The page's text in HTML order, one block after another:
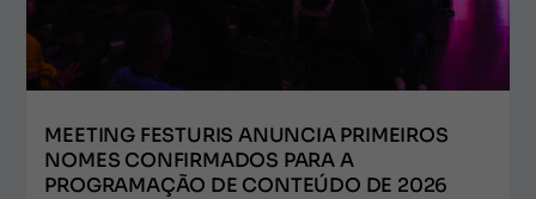
MEETING FESTURIS ANUNCIA PRIMEIROS
NOMES CONFIRMADOS PARA A
PROGRAMAÇÃO DE CONTEÚDO DE 2026